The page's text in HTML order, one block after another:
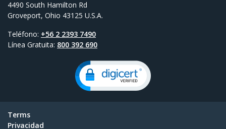
4490 South Hamilton Rd
Groveport, Ohio 43125 U.S.A.
Teléfono: +56 2 2393 7490
Línea Gratuita: 800 392 690
Terms
Privacidad